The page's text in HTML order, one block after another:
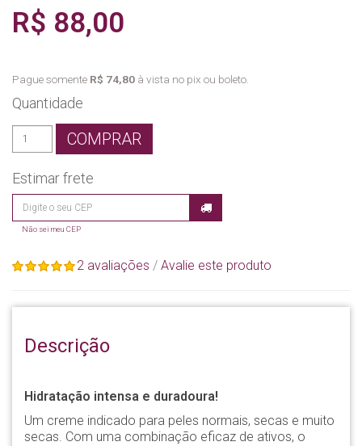
R$ 88,00
Pague somente R$ 74,80 à vista no pix ou boleto.
Quantidade
COMPRAR
Estimar frete
Não sei meu CEP
2 avaliações / Avalie este produto
Descrição
Hidratação intensa e duradoura!
Um creme indicado para peles normais, secas e muito
secas. Com uma combinação eficaz de ativos, o